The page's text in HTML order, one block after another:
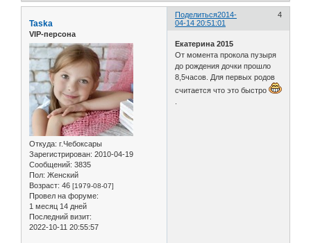
Поделиться 4
2014-
04-14 20:51:01
Taska
VIP-персона
Откуда: г.Чебоксары
Зарегистрирован: 2010-04-19
Сообщений: 3835
Пол: Женский
Возраст: 46 [1979-08-07]
Провел на форуме:
1 месяц 14 дней
Последний визит:
2022-10-11 20:55:57
Екатерина 2015
От момента прокола пузыря
до рождения дочки прошло
8,5часов. Для первых родов
считается что это быстро